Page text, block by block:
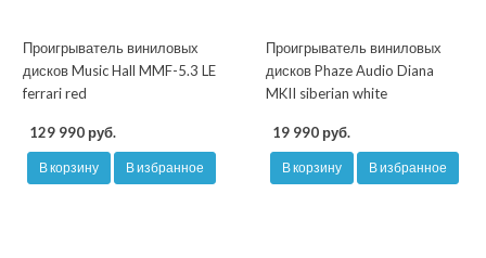
Проигрыватель виниловых
дисков Music Hall MMF-5.3 LE
ferrari red
129 990 руб.
В корзину В избранное
Проигрыватель виниловых
дисков Phaze Audio Diana
MKII siberian white
19 990 руб.
В корзину В избранное